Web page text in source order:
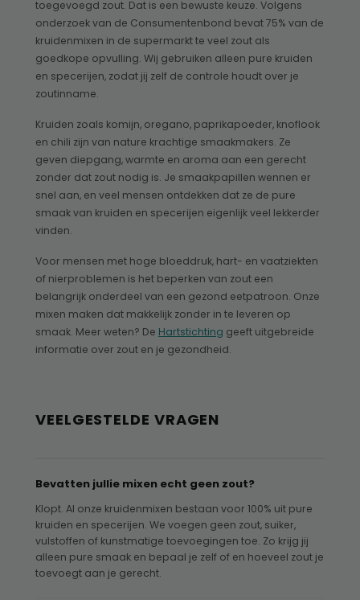
toegevoegd zout. Dat is een bewuste keuze. Volgens
onderzoek van de Consumentenbond bevat 75% van de
kruidenmixen in de supermarkt te veel zout als
goedkope opvulling. Wij gebruiken alleen pure kruiden
en specerijen, zodat jij zelf de controle houdt over je
zoutinname.
Kruiden zoals komijn, oregano, paprikapoeder, knoflook
en chili zijn van nature krachtige smaakmakers. Ze
geven diepgang, warmte en aroma aan een gerecht
zonder dat zout nodig is. Je smaakpapillen wennen er
snel aan, en veel mensen ontdekken dat ze de pure
smaak van kruiden en specerijen eigenlijk veel lekkerder
vinden.
Voor mensen met hoge bloeddruk, hart- en vaatziekten
of nierproblemen is het beperken van zout een
belangrijk onderdeel van een gezond eetpatroon. Onze
mixen maken dat makkelijk zonder in te leveren op
smaak. Meer weten? De Hartstichting geeft uitgebreide
informatie over zout en je gezondheid.
VEELGESTELDE VRAGEN
Bevatten jullie mixen echt geen zout?
Klopt. Al onze kruidenmixen bestaan voor 100% uit pure
kruiden en specerijen. We voegen geen zout, suiker,
vulstoffen of kunstmatige toevoegingen toe. Zo krijg jij
alleen pure smaak en bepaal je zelf of en hoeveel zout je
toevoegt aan je gerecht.